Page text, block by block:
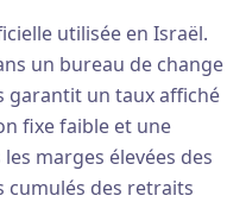
utilisée en Israël.
un bureau de change
garantit un taux affiché
fixe faible et une
marges élevées des
cumulés des retraits